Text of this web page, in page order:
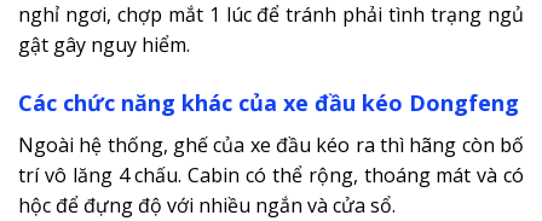
nghỉ ngơi, chợp mắt 1 lúc để tránh phải tình trạng ngủ
gật gây nguy hiểm.
Các chức năng khác của xe đầu kéo Dongfeng
Ngoài hệ thống, ghế của xe đầu kéo ra thì hãng còn bố
trí vô lăng 4 chấu. Cabin có thể rộng, thoáng mát và có
hộc để đựng độ với nhiều ngắn và cửa sổ.